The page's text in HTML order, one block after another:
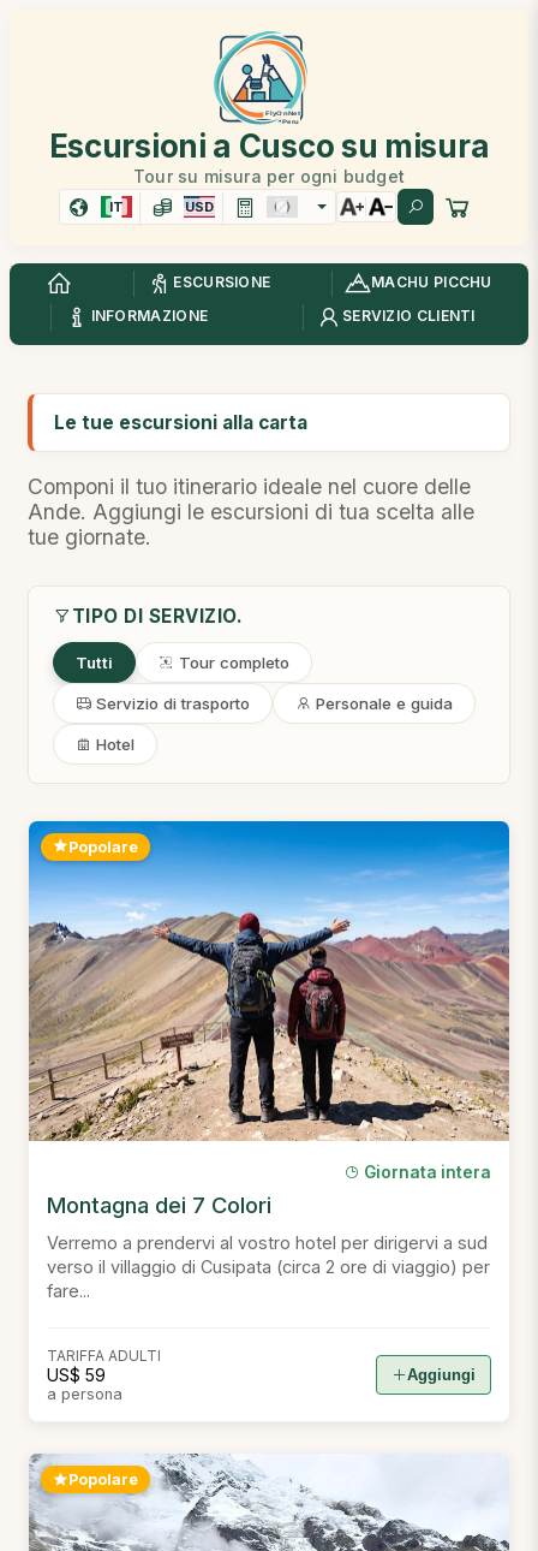
Escursioni a Cusco su misura
Tour su misura per ogni budget
IT USD
ESCURSIONE
MACHU PICCHU
INFORMAZIONE
SERVIZIO CLIENTI
Le tue escursioni alla carta
Componi il tuo itinerario ideale nel cuore delle
Ande. Aggiungi le escursioni di tua scelta alle
tue giornate.
TIPO DI SERVIZIO.
Tutti Tour completo
Servizio di trasporto Personale e guida
Hotel
Popolare
Giornata intera
Montagna dei 7 Colori
Verremo a prendervi al vostro hotel per dirigervi a sud
verso il villaggio di Cusipata (circa 2 ore di viaggio) per
fare...
TARIFFA ADULTI
US$ 59
a persona
Aggiungi
Popolare